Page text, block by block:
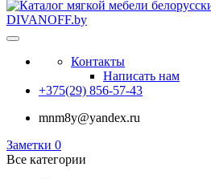
Контакты
Написать нам
+375(29) 856-57-43
mnm8y@yandex.ru
Заметки 0
Все категории